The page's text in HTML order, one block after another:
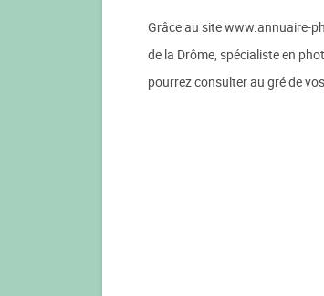
Grâce au site www.annuaire-
de la Drôme, spécialiste en
pourrez consulter au gré de